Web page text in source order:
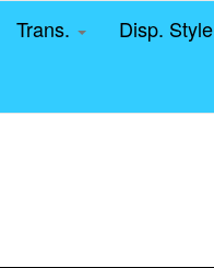
Trans. Disp. Style